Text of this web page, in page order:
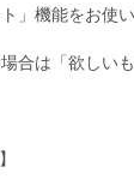
」機能をお使
合は「欲しい